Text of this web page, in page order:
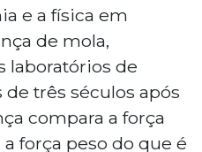
e a física em
de mola,
laboratórios de
três séculos após
compara a força
força peso do que é